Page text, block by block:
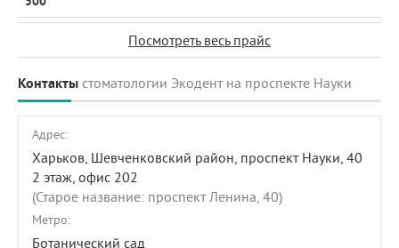
Посмотреть весь прайс
Контакты стоматологии Экодент на проспекте Науки
Адрес:
Харьков, Шевченковский район, проспект Науки, 40
2 этаж, офис 202
(Старое название: проспект Ленина, 40)
Метро:
Ботанический сад